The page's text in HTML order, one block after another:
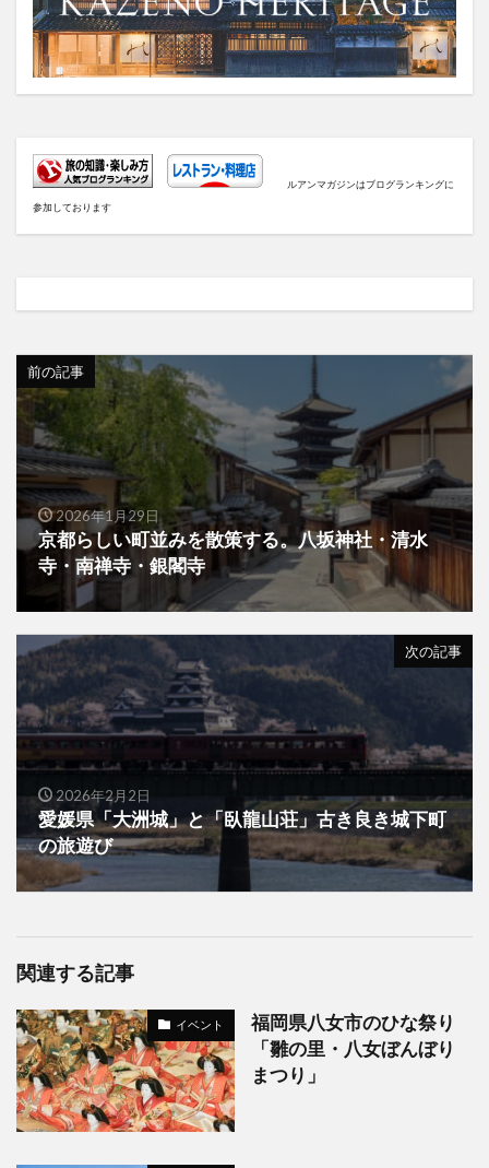
ルアンマガジンはブログランキングに
参加しております
前の記事
2026年1月29日
京都らしい町並みを散策する。八坂神社・清水
寺・南禅寺・銀閣寺
次の記事
2026年2月2日
愛媛県「大洲城」と「臥龍山荘」古き良き城下町
の旅遊び
関連する記事
イベント
福岡県八女市のひな祭り
「雛の里・八女ぼんぼり
まつり」